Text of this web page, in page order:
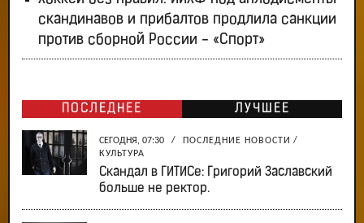
скандинавов и прибалтов продлила санкции
против сборной России - «Спорт»
ПОСЛЕДНЕЕ ЛУЧШЕЕ
СЕГОДНЯ, 07:30 / ПОСЛЕДНИЕ НОВОСТИ /
КУЛЬТУРА
Скандал в ГИТИСе: Григорий Заславский
больше не ректор.